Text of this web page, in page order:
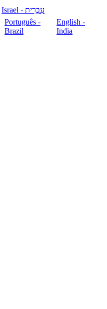
עִבְרִית - Israel
Português -
Brazil
English -
India